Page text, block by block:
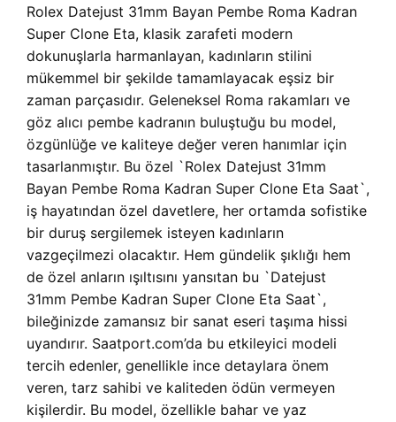
Rolex Datejust 31mm Bayan Pembe Roma Kadran
Super Clone Eta, klasik zarafeti modern
dokunuşlarla harmanlayan, kadınların stilini
mükemmel bir şekilde tamamlayacak eşsiz bir
zaman parçasıdır. Geleneksel Roma rakamları ve
göz alıcı pembe kadranın buluştuğu bu model,
özgünlüğe ve kaliteye değer veren hanımlar için
tasarlanmıştır. Bu özel `Rolex Datejust 31mm
Bayan Pembe Roma Kadran Super Clone Eta Saat`,
iş hayatından özel davetlere, her ortamda sofistike
bir duruş sergilemek isteyen kadınların
vazgeçilmezi olacaktır. Hem gündelik şıklığı hem
de özel anların ışıltısını yansıtan bu `Datejust
31mm Pembe Kadran Super Clone Eta Saat`,
bileğinizde zamansız bir sanat eseri taşıma hissi
uyandırır. Saatport.com’da bu etkileyici modeli
tercih edenler, genellikle ince detaylara önem
veren, tarz sahibi ve kaliteden ödün vermeyen
kişilerdir. Bu model, özellikle bahar ve yaz